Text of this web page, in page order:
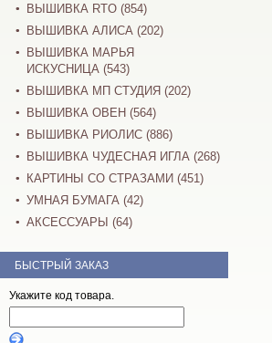
ВЫШИВКА RTO (854)
ВЫШИВКА АЛИСА (202)
ВЫШИВКА МАРЬЯ
ИСКУСНИЦА (543)
ВЫШИВКА МП СТУДИЯ (202)
ВЫШИВКА ОВЕН (564)
ВЫШИВКА РИОЛИС (886)
ВЫШИВКА ЧУДЕСНАЯ ИГЛА (268)
КАРТИНЫ СО СТРАЗАМИ (451)
УМНАЯ БУМАГА (42)
АКСЕССУАРЫ (64)
БЫСТРЫЙ ЗАКАЗ
Укажите код товара.